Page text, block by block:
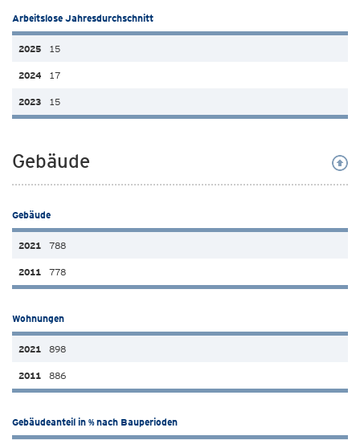
Arbeitslose Jahresdurchschnitt
15
17
15
Gebäude
Gebäude
788
778
Wohnungen
898
886
Gebäudeanteil in % nach Bauperioden